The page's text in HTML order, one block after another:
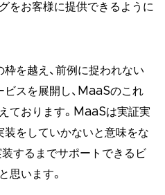
をお客様に提供できるように
枠を越え、前例に捉われない
ビスを展開し、MaaSのこれ
ております。MaaSは実証実
装をしていかないと意味をな
装するまでサポートできるビ
思います。